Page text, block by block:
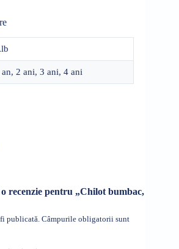
an, 2 ani, 3 ani, 4 ani
recenzie pentru „Chilot bumbac,
publicată. Câmpurile obligatorii sunt